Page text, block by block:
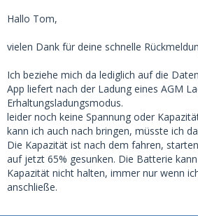
Hallo Tom,
vielen Dank für deine schnelle
Ich beziehe mich da lediglich auf die
App liefert nach der Ladung eines AGM
Erhaltungsladungsmodus.
leider noch keine Spannung oder
kann ich auch nach bringen, müsste ich
Die Kapazität ist nach dem fahren,
auf jetzt 65% gesunken. Die Batterie
Kapazität nicht halten, immer nur wenn
anschließe.